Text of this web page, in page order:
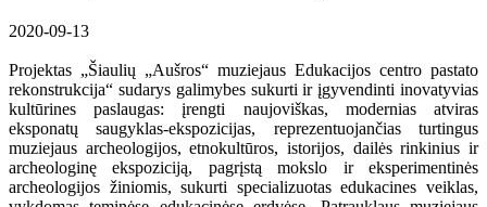
2020-09-13
Projektas „Šiaulių „Aušros“ muziejaus Edukacijos centro pastato
rekonstrukcija“ sudarys galimybes sukurti ir įgyvendinti inovatyvias
kultūrines paslaugas: įrengti naujoviškas, modernias atviras
eksponatų saugyklas-ekspozicijas, reprezentuojančias turtingus
muziejaus archeologijos, etnokultūros, istorijos, dailės rinkinius ir
archeologinę ekspoziciją, pagrįstą mokslo ir eksperimentinės
archeologijos žiniomis, sukurti specializuotas edukacines veiklas,